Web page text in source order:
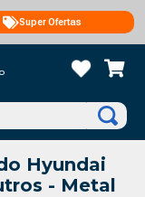
Super Ofertas
Hyundai
- Metal